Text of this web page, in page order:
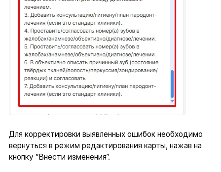
Для корректировки выявленных ошибок необходимо
вернуться в режим редактирования карты, нажав на
кнопку “Внести изменения”.